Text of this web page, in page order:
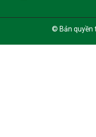
© Bản quyền